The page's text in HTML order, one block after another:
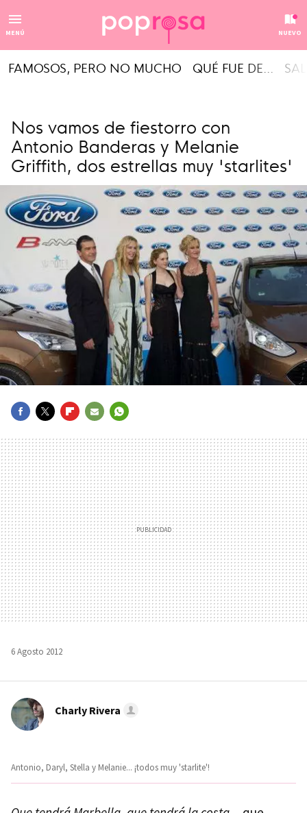
MENÚ NUEVO
FAMOSOS, PERO NO MUCHO QUÉ FUE DE...
Nos vamos de fiestorro con
Antonio Banderas y Melanie
Griffith, dos estrellas muy 'starlites'
MAIL
6 Agosto 2012
Charly Rivera
Antonio, Daryl, Stella y Melanie... ¡todos muy 'starlite'!